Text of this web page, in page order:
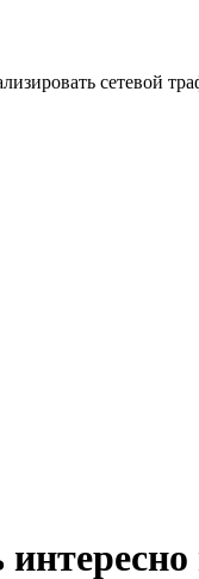
сетевой